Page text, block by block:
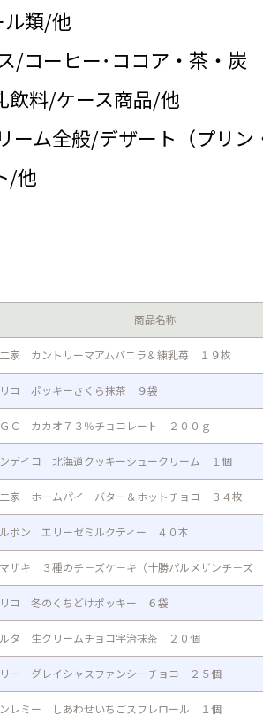
類/他
コーヒー･ココア・茶・炭
飲料/ケース商品/他
ム全般/デザート（プリン
/他
商品名称
家 カントリーマアムバニラ＆練乳苺 １９枚
コ ポッキーさくら抹茶 ９袋
Ｃ カカオ７３％チョコレート ２００ｇ
デイコ 北海道クッキーシュークリーム １個
家 ホームパイ バター＆ホットチョコ ３４枚
ボン エリーゼミルクティー ４０本
ザキ ３種のチ－ズケ－キ（十勝パルメザンチ－ズ
コ 冬のくちどけポッキー ６袋
タ 生クリームチョコ宇治抹茶 ２０個
ー グレイシャスファンシーチョコ ２５個
レミー しあわせいちごスフレロール １個